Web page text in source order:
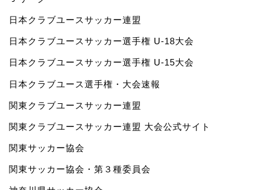
日本クラブユースサッカー連盟
日本クラブユースサッカー選手権 U-18大会
日本クラブユースサッカー選手権 U-15大会
日本クラブユース選手権・大会速報
関東クラブユースサッカー連盟
関東クラブユースサッカー連盟 大会公式サイト
関東サッカー協会
関東サッカー協会・第３種委員会